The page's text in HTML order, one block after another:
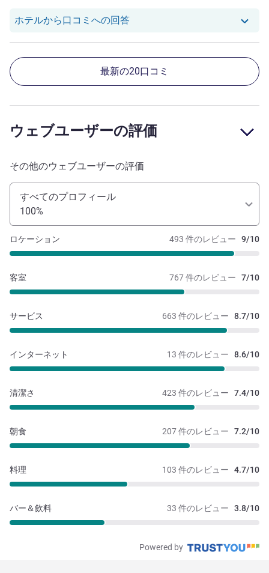
ホテルから口コミへの回答Shuk K. Y. さんのレビューへの
最新の20口コミ
ウェブユーザーの評価
その他のウェブユーザーの評価
すべてのプロフィール
100%
493 件のレビュー 9/10
ロケーション
767 件のレビュー 7/10
客室
663 件のレビュー 8.7/10
サービス
13 件のレビュー 8.6/10
インターネット
423 件のレビュー 7.4/10
清潔さ
207 件のレビュー 7.2/10
朝食
103 件のレビュー 4.7/10
料理
33 件のレビュー 3.8/10
バー＆飲料
Powered by